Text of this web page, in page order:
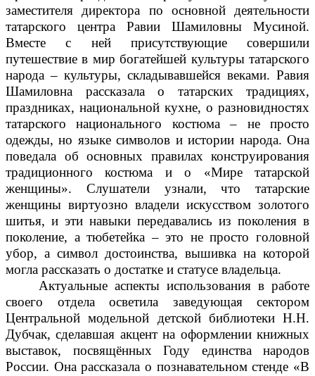
заместителя директора по основной деятельности
татарского центра Равии Шамиловны Мусиной.
Вместе с ней присутствующие совершили
путешествие в мир богатейшей культуры татарского
народа – культуры, складывавшейся веками. Равия
Шамиловна рассказала о татарских традициях,
праздниках, национальной кухне, о разновидностях
татарского национального костюма – не просто
одежды, но языке символов и истории народа. Она
поведала об основных правилах конструирования
традиционного костюма и о «Мире татарской
женщины». Слушатели узнали, что татарские
женщины виртуозно владели искусством золотого
шитья, и эти навыки передавались из поколения в
поколение, а тюбетейка – это не просто головной
убор, а символ достоинства, вышивка на которой
могла рассказать о достатке и статусе владельца.
Актуальные аспекты использования в работе
своего отдела осветила заведующая сектором
Центральной модельной детской библиотеки Н.Н.
Дубчак, сделавшая акцент на оформлении книжных
выставок, посвящённых Году единства народов
России. Она рассказала о познавательном стенде «В